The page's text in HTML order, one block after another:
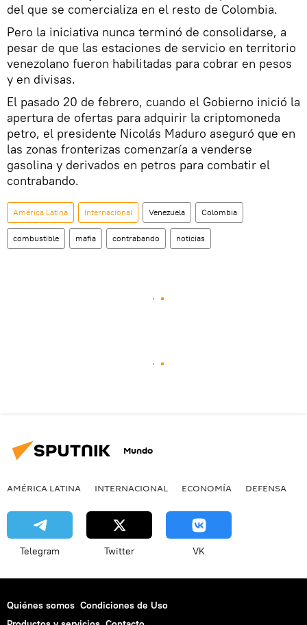
del que se comercializa en el resto de Colombia.
Pero la iniciativa nunca terminó de consolidarse, a
pesar de que las estaciones de servicio en territorio
venezolano fueron habilitadas para cobrar en pesos
y en divisas.
El pasado 20 de febrero, cuando el Gobierno inició la
apertura de ofertas para adquirir la criptomoneda
petro, el presidente Nicolás Maduro aseguró que en
las zonas fronterizas comenzaría a venderse
gasolina y derivados en petros para combatir el
contrabando.
América Latina Internacional Venezuela Colombia
combustible mafia contrabando noticias
Mundo
AMÉRICA LATINA INTERNACIONAL ECONOMÍA DEFENSA
Telegram Twitter VK
Quiénes somos Condiciones de Uso